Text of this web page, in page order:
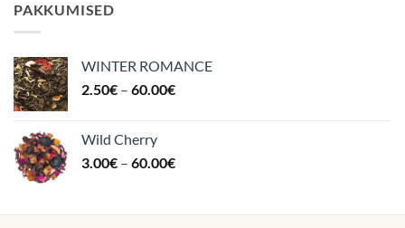
PAKKUMISED
WINTER ROMANCE
2.50€ – 60.00€Hinnavahemik:
Wild Cherry
3.00€ – 60.00€Hinnavahemik:
60.00€